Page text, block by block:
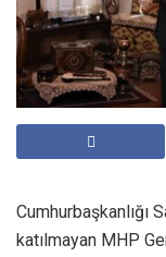
Cumhurbaşkanlığı
katılmayan MHP